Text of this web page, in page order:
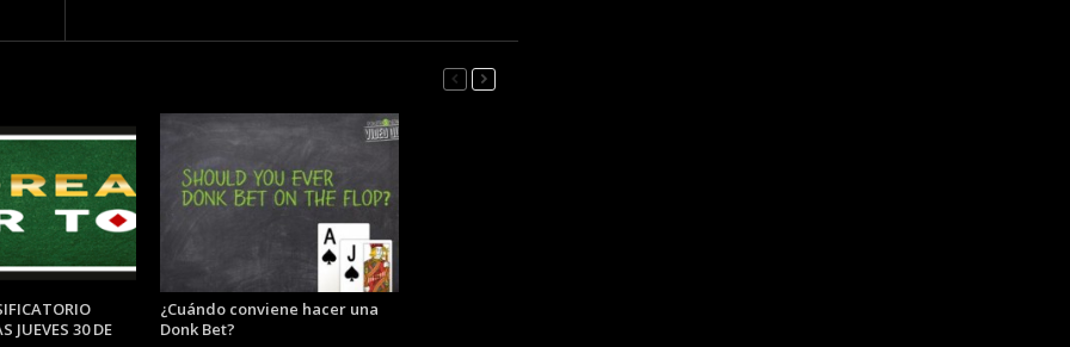
JUEVES 30 DE
¿Cuándo conviene hacer una
Donk Bet?